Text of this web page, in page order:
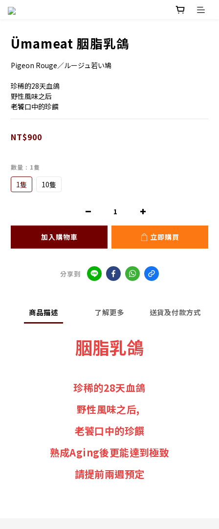
Ümameat 胭脂乳鴿
Pigeon Rouge／ルージュ若い鳩
珍稀的28天血鴿
野性風味之后
老饕口中的珍饌
NT$900
數量 : 1隻
1隻 10隻
加入購物車 立即購買
分享到
商品描述 了解更多 送貨及付款方式
胭脂乳鴿
珍稀的28天血鴿
野性風味之后,
老饕口中的珍饌
熟成Aging後更能達到極致
請提前兩週預定